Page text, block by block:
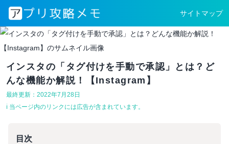
サイトマップ
インスタの「タグ付けを手動で承認」とは？ど
んな機能か解説！【Instagram】
最終更新：2022年7月28日
ℹ︎ 当ページ内のリンクには広告が含まれています。
目次